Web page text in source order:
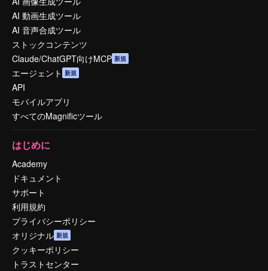
AI 動画生成ツール
AI 音声合成ツール
ストックコンテンツ
Claude/ChatGPT向けMCP 新規
エージェント 新規
API
モバイルアプリ
すべてのMagnificツール
はじめに
Academy
ドキュメント
サポート
利用規約
プライバシーポリシー
オリジナル 新規
クッキーポリシー
トラストセンター